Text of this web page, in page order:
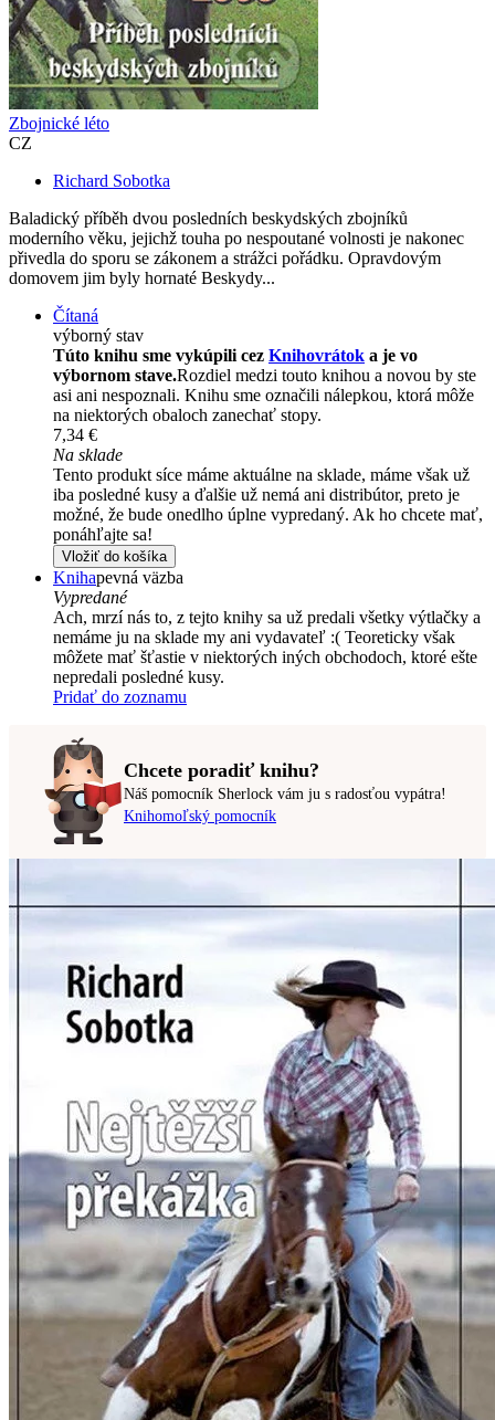
Zbojnické léto
CZ
Richard Sobotka
Baladický příběh dvou posledních beskydských zbojníků
moderního věku, jejichž touha po nespoutané volnosti je nakonec
přivedla do sporu se zákonem a strážci pořádku. Opravdovým
domovem jim byly hornaté Beskydy...
Čítaná
výborný stav
Túto knihu sme vykúpili cez Knihovrátok a je vo
výbornom stave.Rozdiel medzi touto knihou a novou by ste
asi ani nespoznali. Knihu sme označili nálepkou, ktorá môže
na niektorých obaloch zanechať stopy.
7,34 €
Na sklade
Tento produkt síce máme aktuálne na sklade, máme však už
iba posledné kusy a ďalšie už nemá ani distribútor, preto je
možné, že bude onedlho úplne vypredaný. Ak ho chcete mať,
ponáhľajte sa!
Vložiť do košíka
Knihapevná väzba
Vypredané
Ach, mrzí nás to, z tejto knihy sa už predali všetky výtlačky a
nemáme ju na sklade my ani vydavateľ :( Teoreticky však
môžete mať šťastie v niektorých iných obchodoch, ktoré ešte
nepredali posledné kusy.
Pridať do zoznamu
Chcete poradiť knihu?
Náš pomocník Sherlock vám ju s radosťou vypátra!
Knihomoľský pomocník